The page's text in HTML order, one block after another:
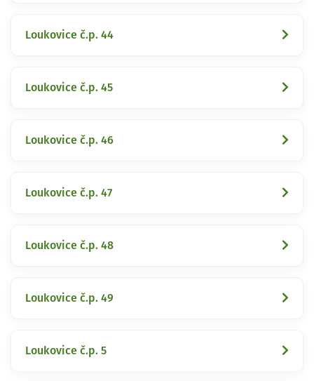
Loukovice č.p. 44
Loukovice č.p. 45
Loukovice č.p. 46
Loukovice č.p. 47
Loukovice č.p. 48
Loukovice č.p. 49
Loukovice č.p. 5